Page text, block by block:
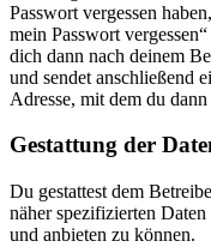
Passwort vergessen
mein Passwort
dich dann nach deinem
und sendet anschließend
Adresse, mit dem du
Gestattung der
Du gestattest dem
näher spezifizierten
und anbieten zu können.